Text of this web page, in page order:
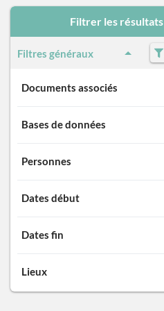
Filtrer les résultats
Filtres généraux
Documents associés
Bases de données
Personnes
Dates début
Dates fin
Lieux